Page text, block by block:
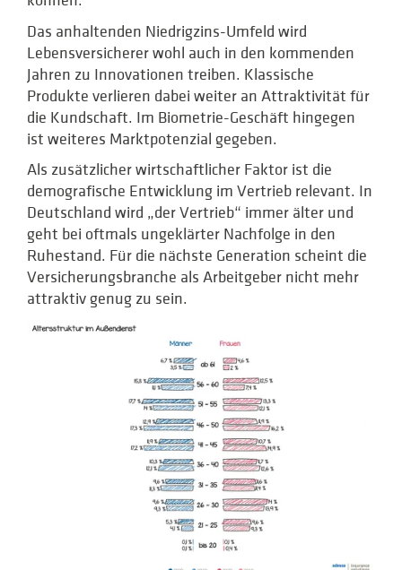
Das anhaltenden Niedrigzins-Umfeld wird
Lebensversicherer wohl auch in den kommenden
Jahren zu Innovationen treiben. Klassische
Produkte verlieren dabei weiter an Attraktivität für
die Kundschaft. Im Biometrie-Geschäft hingegen
ist weiteres Marktpotenzial gegeben.
Als zusätzlicher wirtschaftlicher Faktor ist die
demografische Entwicklung im Vertrieb relevant. In
Deutschland wird „der Vertrieb“ immer älter und
geht bei oftmals ungeklärter Nachfolge in den
Ruhestand. Für die nächste Generation scheint die
Versicherungsbranche als Arbeitgeber nicht mehr
attraktiv genug zu sein.